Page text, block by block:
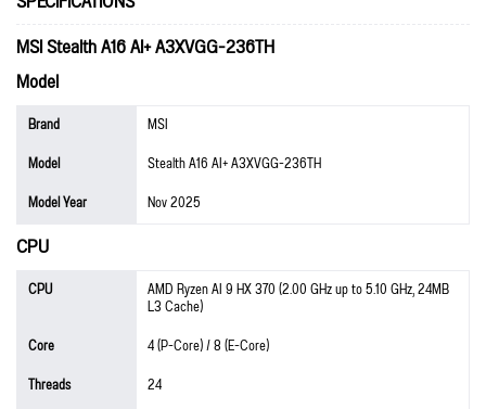
MSI Stealth A16 AI+ A3XVGG-236TH
Model
Brand
MSI
Model
Stealth A16 AI+ A3XVGG-236TH
Model Year
Nov 2025
CPU
CPU AMD Ryzen AI 9 HX 370 (2.00 GHz up to 5.10 GHz, 24MB
L3 Cache)
Core
4 (P-Core) / 8 (E-Core)
Threads
24